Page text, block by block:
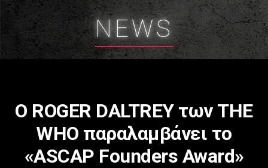
NEWS
Ο ROGER DALTREY των THE
WHO παραλαμβάνει το
«ASCAP Founders Award»